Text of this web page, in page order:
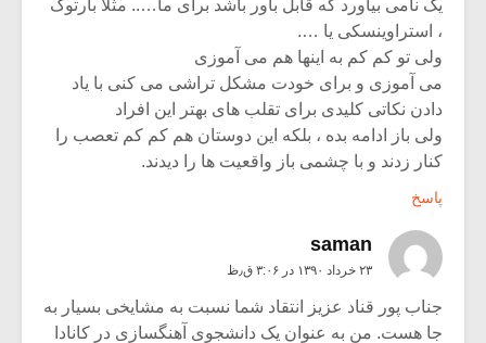
یک نامی بیاورد که قابل باور باشد برای ما….. مثلا بارتوک
، استراوینسکی یا ….
ولی تو کم کم به اینها هم می آموزی
می آموزی و برای خودت مشکل تراشی می کنی با یاد
دادن نکاتی کلیدی برای تقلب های بهتر این افراد
ولی باز ادامه بده ، بلکه این دوستان هم کم کم تعصب را
کنار زدند و با چشمی باز واقعیت ها را دیدند.
پاسخ
saman
۲۳ خرداد ۱۳۹۰ در ۳:۰۶ ق٫ظ
جناب پور قناد عزیز انتقاد شما نسبت به مشایخی بسیار به
جا هست. من به عنوان یک دانشجوی آهنگسازی در کانادا